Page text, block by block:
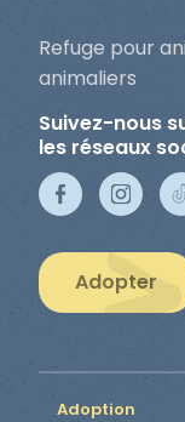
Refuge pour
animaliers
Suivez-nous
les réseaux
Adopter
Adoption